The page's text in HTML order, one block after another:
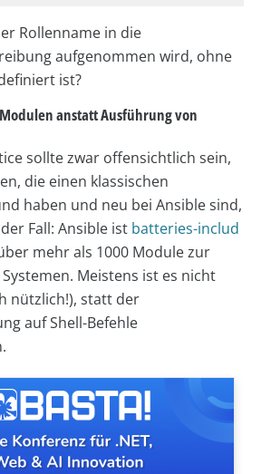
Rollenname in die
aufgenommen wird, ohne
ist?
anstatt Ausführung von
sollte zwar offensichtlich sein,
die einen klassischen
haben und neu bei Ansible sind,
Fall: Ansible ist batteries-includ
mehr als 1000 Module zur
Meistens ist es nicht
nützlich!), statt der
auf Shell-Befehle